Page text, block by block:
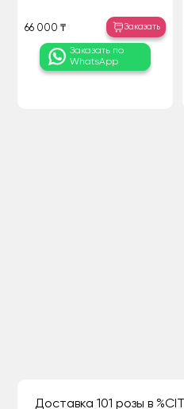
66 000 ₸ Заказать
Заказать по
WhatsApp
Доставка 101 розы в